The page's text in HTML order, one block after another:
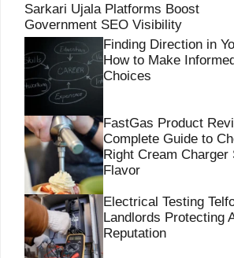
Sarkari Ujala Platforms Boost
Government SEO Visibility
Finding Direction in
How to Make
Choices
FastGas Product
Complete Guide to
Right Cream Charger
Flavor
Electrical Testing
Landlords Protecting
Reputation